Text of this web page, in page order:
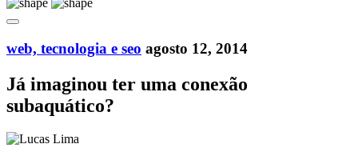
web, tecnologia e seo agosto 12, 2014
Já imaginou ter uma conexão
subaquático?